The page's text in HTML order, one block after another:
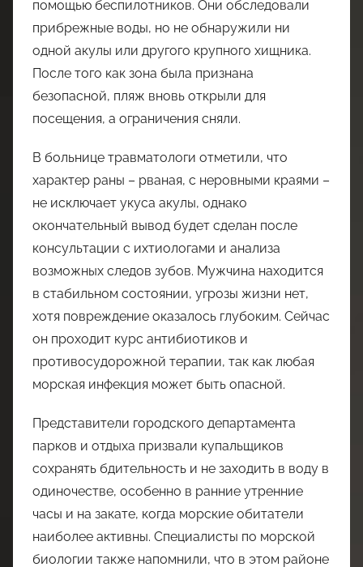
помощью беспилотников. Они обследовали
прибрежные воды, но не обнаружили ни
одной акулы или другого крупного хищника.
После того как зона была признана
безопасной, пляж вновь открыли для
посещения, а ограничения сняли.
В больнице травматологи отметили, что
характер раны – рваная, с неровными краями –
не исключает укуса акулы, однако
окончательный вывод будет сделан после
консультации с ихтиологами и анализа
возможных следов зубов. Мужчина находится
в стабильном состоянии, угрозы жизни нет,
хотя повреждение оказалось глубоким. Сейчас
он проходит курс антибиотиков и
противосудорожной терапии, так как любая
морская инфекция может быть опасной.
Представители городского департамента
парков и отдыха призвали купальщиков
сохранять бдительность и не заходить в воду в
одиночестве, особенно в ранние утренние
часы и на закате, когда морские обитатели
наиболее активны. Специалисты по морской
биологии также напомнили, что в этом районе